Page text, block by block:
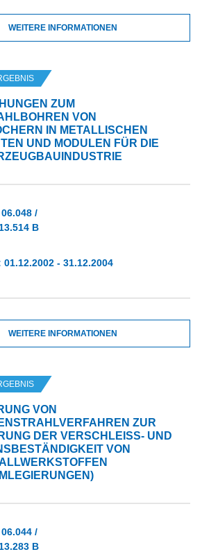
WEITERE INFORMATIONEN
ZUM
VON
IN METALLISCHEN
UND MODULEN FÜR DIE
/
B
- 31.12.2004
WEITERE INFORMATIONEN
VON
ZUR
DER VERSCHLEISS- UND K
VON L
(
/
B